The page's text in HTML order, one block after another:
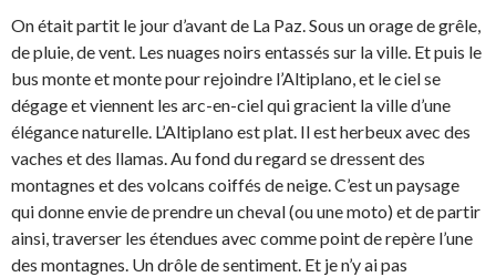
On était partit le jour d’avant de La Paz. Sous un orage de grêle,
de pluie, de vent. Les nuages noirs entassés sur la ville. Et puis le
bus monte et monte pour rejoindre l’Altiplano, et le ciel se
dégage et viennent les arc-en-ciel qui gracient la ville d’une
élégance naturelle. L’Altiplano est plat. Il est herbeux avec des
vaches et des llamas. Au fond du regard se dressent des
montagnes et des volcans coiffés de neige. C’est un paysage
qui donne envie de prendre un cheval (ou une moto) et de partir
ainsi, traverser les étendues avec comme point de repère l’une
des montagnes. Un drôle de sentiment. Et je n’y ai pas